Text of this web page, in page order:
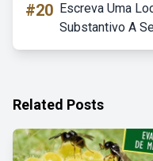
#20 Escreva Uma
Substantivo A
Related Posts